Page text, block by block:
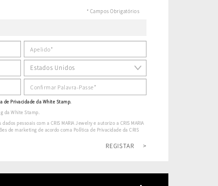
* Campos Obrigatórios
de Privacidade da White Stamp.
da White Stamp.
pessoais com a CRIS MARIA Jewelry e autorizo a CRIS MARIA
de marketing de acordo coma Política de Privacidade da CRIS
REGISTAR >